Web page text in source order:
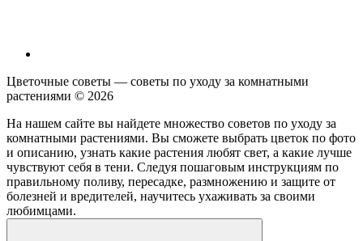
Цветочные советы — советы по уходу за комнатными
растениями © 2026
На нашем сайте вы найдете множество советов по уходу за
комнатными растениями. Вы сможете выбрать цветок по фото
и описанию, узнать какие растения любят свет, а какие лучше
чувствуют себя в тени. Следуя пошаговым инструкциям по
правильному поливу, пересадке, размножению и защите от
болезней и вредителей, научитесь ухаживать за своими
любимцами.